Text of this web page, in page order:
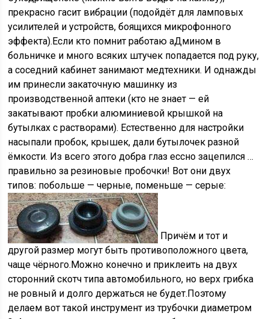
прекрасно гасит вибрации (подойдёт для ламповых
усилителей и устройств, боящихся микрофонного
эффекта).Если кто помнит работаю аДмином в
больничке и много всяких штучек попадается под руку,
а соседний кабинет занимают медтехники. И однажды
им принесли закаточную машинку из
производственной аптеки (кто не знает — ей
закатывают пробки алюминиевой крышкой на
бутылках с растворами). Естественно для настройки
насыпали пробок, крышек, дали бутылочек разной
ёмкости. Из всего этого добра глаз ессно зацепился …
правильно за резиновые пробочки! Вот они двух
типов: побольше — черные, поменьше — серые:
Причём и тот и
другой размер могут быть противоположного цвета,
чаще чёрного.Можно конечно и приклеить на двух
сторонний скотч типа автомобильного, но верх грибка
не ровный и долго держаться не будет.Поэтому
делаем вот такой инструмент из трубочки диаметром